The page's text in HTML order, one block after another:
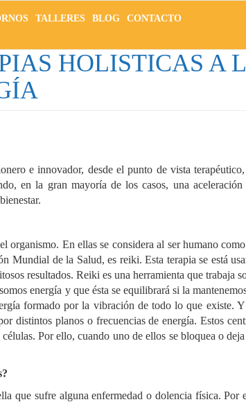
TALLERES BLOG CONTACTO
HOLISTICAS A
e innovador, desde el punto de vista
en la gran mayoría de los casos, una
organismo. En ellas se considera al ser humano
de la Salud, es reiki. Esta terapia se está
resultados. Reiki es una herramienta que trabaja
energía y que ésta se equilibrará si la
formado por la vibración de todo lo que existe.
distintos planos o frecuencias de energía. Estos
Por ello, cuando uno de ellos se bloquea o
que sufre alguna enfermedad o dolencia física. Por